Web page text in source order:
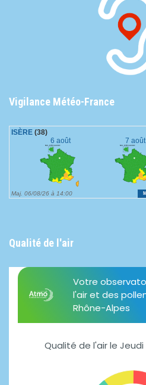
Vigilance Météo-France
Qualité de l'air